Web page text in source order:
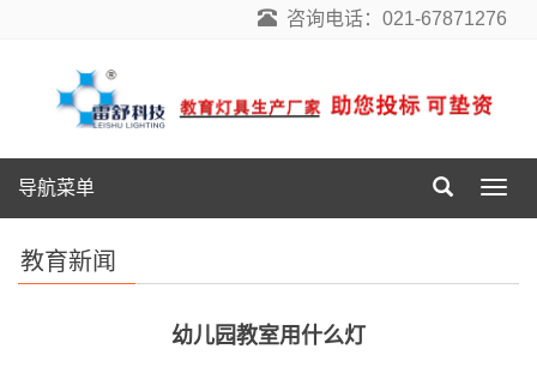
咨询电话：021-67871276
导
航
导航菜单
教育新闻
幼儿园教室用什么灯